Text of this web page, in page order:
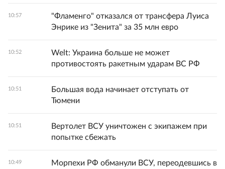
10:57
"Фламенго" отказался от трансфера Луиса
Энрике из "Зенита" за 35 млн евро
10:52
Welt: Украина больше не может
противостоять ракетным ударам ВС РФ
10:51
Большая вода начинает отступать от
Тюмени
10:51
Вертолет ВСУ уничтожен с экипажем при
попытке сбежать
10:49
Морпехи РФ обманули ВСУ, переодевшись в